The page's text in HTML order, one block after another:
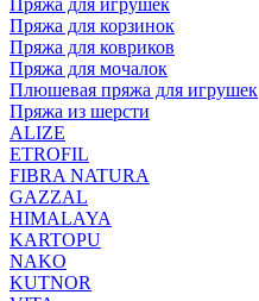
Пряжа для игрушек
Пряжа для корзинок
Пряжа для ковриков
Пряжа для мочалок
Плюшевая пряжа для игрушек
Пряжа из шерсти
ALIZE
ETROFIL
FIBRA NATURA
GAZZAL
HIMALAYA
KARTOPU
NAKO
KUTNOR